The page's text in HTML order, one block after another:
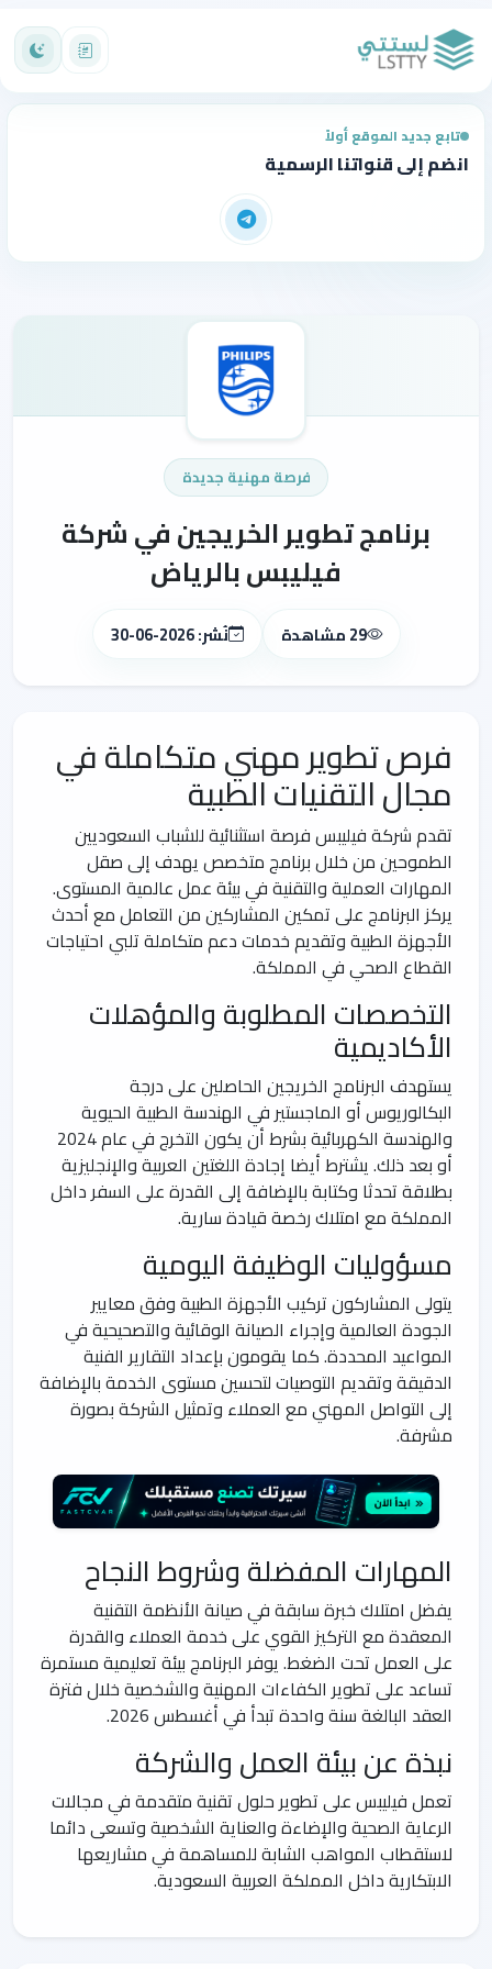
تابع جديد الموقع أولاً
انضم إلى قنواتنا الرسمية
فرصة مهنية جديدة
برنامج تطوير الخريجين في شركة
فيليبس بالرياض
29 مشاهدة نُشر: 2026-06-30
فرص تطوير مهني متكاملة في
مجال التقنيات الطبية
تقدم شركة فيليبس فرصة استثنائية للشباب السعوديين
الطموحين من خلال برنامج متخصص يهدف إلى صقل
المهارات العملية والتقنية في بيئة عمل عالمية المستوى.
يركز البرنامج على تمكين المشاركين من التعامل مع أحدث
الأجهزة الطبية وتقديم خدمات دعم متكاملة تلبي احتياجات
القطاع الصحي في المملكة.
التخصصات المطلوبة والمؤهلات
الأكاديمية
يستهدف البرنامج الخريجين الحاصلين على درجة
البكالوريوس أو الماجستير في الهندسة الطبية الحيوية
والهندسة الكهربائية بشرط أن يكون التخرج في عام 2024
أو بعد ذلك. يشترط أيضا إجادة اللغتين العربية والإنجليزية
بطلاقة تحدثا وكتابة بالإضافة إلى القدرة على السفر داخل
المملكة مع امتلاك رخصة قيادة سارية.
مسؤوليات الوظيفة اليومية
يتولى المشاركون تركيب الأجهزة الطبية وفق معايير
الجودة العالمية وإجراء الصيانة الوقائية والتصحيحية في
المواعيد المحددة. كما يقومون بإعداد التقارير الفنية
الدقيقة وتقديم التوصيات لتحسين مستوى الخدمة بالإضافة
إلى التواصل المهني مع العملاء وتمثيل الشركة بصورة
مشرفة.
المهارات المفضلة وشروط النجاح
يفضل امتلاك خبرة سابقة في صيانة الأنظمة التقنية
المعقدة مع التركيز القوي على خدمة العملاء والقدرة
على العمل تحت الضغط. يوفر البرنامج بيئة تعليمية مستمرة
تساعد على تطوير الكفاءات المهنية والشخصية خلال فترة
العقد البالغة سنة واحدة تبدأ في أغسطس 2026.
نبذة عن بيئة العمل والشركة
تعمل فيليبس على تطوير حلول تقنية متقدمة في مجالات
الرعاية الصحية والإضاءة والعناية الشخصية وتسعى دائما
لاستقطاب المواهب الشابة للمساهمة في مشاريعها
الابتكارية داخل المملكة العربية السعودية.